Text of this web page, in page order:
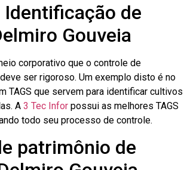
Identificação de
Gouveia
corporativo que o controle de
ser rigoroso. Um exemplo disto é no
TAGS que servem para identificar cultivos
A 3 Tec Infor possui as melhores TAGS
todo seu processo de controle.
patrimônio de